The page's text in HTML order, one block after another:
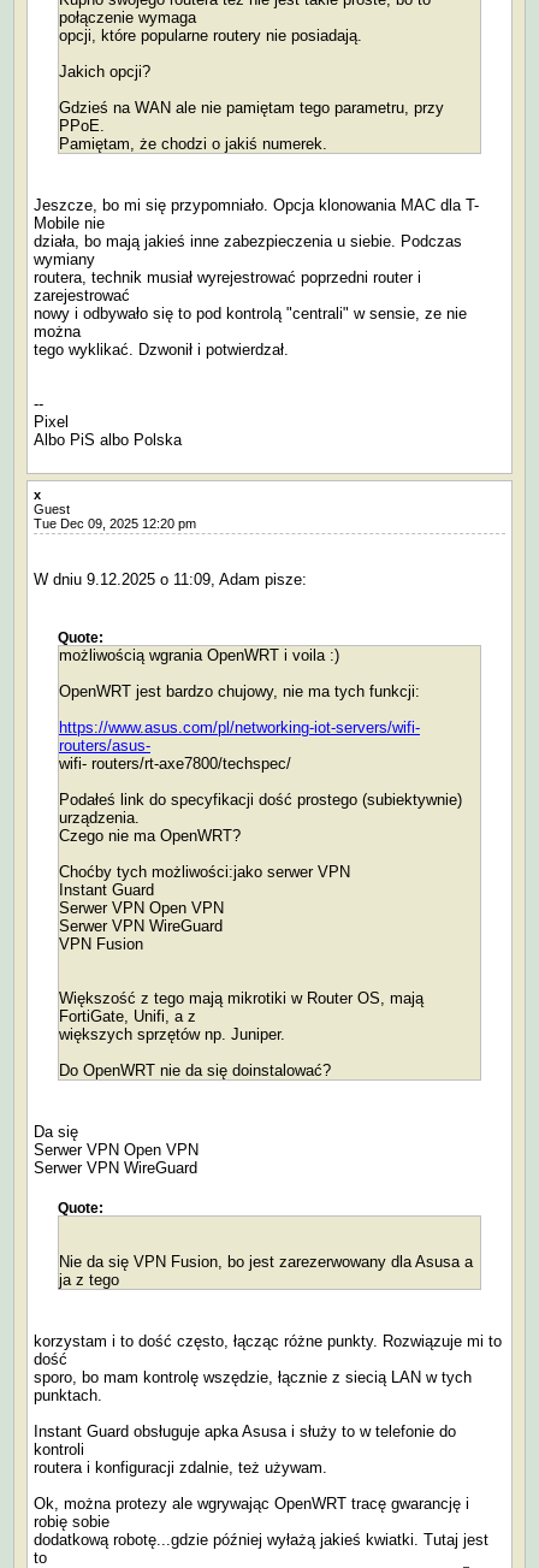
połączenie wymaga
opcji, które popularne routery nie posiadają.
Jakich opcji?
Gdzieś na WAN ale nie pamiętam tego parametru, przy
PPoE.
Pamiętam, że chodzi o jakiś numerek.
Jeszcze, bo mi się przypomniało. Opcja klonowania MAC dla T-
Mobile nie
działa, bo mają jakieś inne zabezpieczenia u siebie. Podczas
wymiany
routera, technik musiał wyrejestrować poprzedni router i
zarejestrować
nowy i odbywało się to pod kontrolą "centrali" w sensie, ze nie
można
tego wyklikać. Dzwonił i potwierdzał.
--
Pixel
Albo PiS albo Polska
x
Guest
Tue Dec 09, 2025 12:20 pm
W dniu 9.12.2025 o 11:09, Adam pisze:
Quote:
możliwością wgrania OpenWRT i voila :)
OpenWRT jest bardzo chujowy, nie ma tych funkcji:
https://www.asus.com/pl/networking-iot-servers/wifi-
routers/asus-
wifi- routers/rt-axe7800/techspec/
Podałeś link do specyfikacji dość prostego (subiektywnie)
urządzenia.
Czego nie ma OpenWRT?
Choćby tych możliwości:jako serwer VPN
Instant Guard
Serwer VPN Open VPN
Serwer VPN WireGuard
VPN Fusion
Większość z tego mają mikrotiki w Router OS, mają
FortiGate, Unifi, a z
większych sprzętów np. Juniper.
Do OpenWRT nie da się doinstalować?
Da się
Serwer VPN Open VPN
Serwer VPN WireGuard
Quote:
Nie da się VPN Fusion, bo jest zarezerwowany dla Asusa a
ja z tego
korzystam i to dość często, łącząc różne punkty. Rozwiązuje mi to
dość
sporo, bo mam kontrolę wszędzie, łącznie z siecią LAN w tych
punktach.
Instant Guard obsługuje apka Asusa i służy to w telefonie do
kontroli
routera i konfiguracji zdalnie, też używam.
Ok, można protezy ale wgrywając OpenWRT tracę gwarancję i
robię sobie
dodatkową robotę...gdzie później wyłażą jakieś kwiatki. Tutaj jest
to